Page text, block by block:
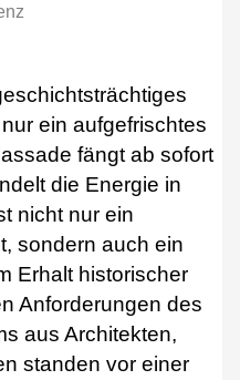
ein aufgefrischtes
fängt ab sofort
die Energie in
nicht nur ein
sondern auch ein
Erhalt historischer
Anforderungen des
aus Architekten,
standen vor einer